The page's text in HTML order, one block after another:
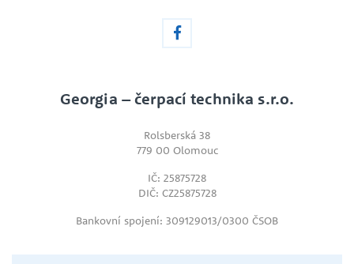
Georgia – čerpací technika s.r.o.
Rolsberská 38
779 00 Olomouc
IČ: 25875728
DIČ: CZ25875728
Bankovní spojení: 309129013/0300 ČSOB